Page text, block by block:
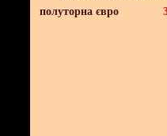
полуторна євро